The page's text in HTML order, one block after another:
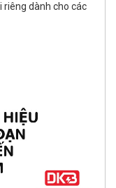
riêng dành cho các